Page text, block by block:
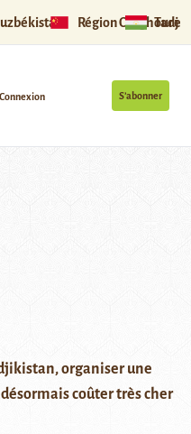
Région Ouïghoure
S’abonner
Connexion
organiser une
coûter très cher